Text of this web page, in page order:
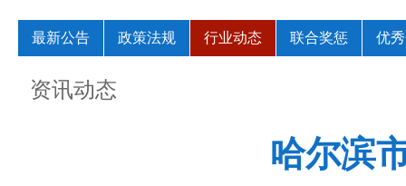
最新公告 政策法规 行业动态 联合奖惩 优
资讯动态
哈尔滨